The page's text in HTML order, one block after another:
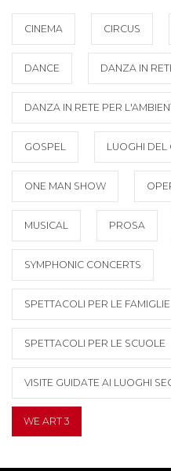
CINEMA CIRCUS
DANCE DANZA IN
DANZA IN RETE PER
GOSPEL LUOGHI
ONE MAN SHOW
MUSICAL PROSA
SYMPHONIC CONCERTS
SPETTACOLI PER LE FAMIGLIE
SPETTACOLI PER LE SCUOLE
VISITE GUIDATE AI LUOGHI
WE ART 3